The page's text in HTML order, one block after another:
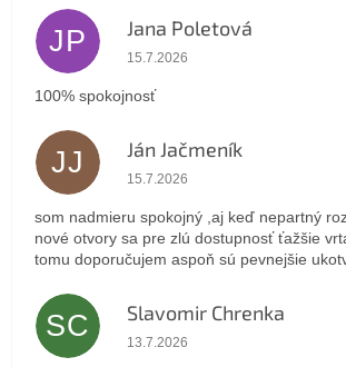
JP Jana Poletová
Hodnotenie obchodu je 5 z 5
15.7.2026
100% spokojnosť
JJ Ján Jačmeník
Hodnotenie obchodu je 5 z 5
15.7.2026
som nadmieru spokojný ,aj keď nepartný
nové otvory sa pre zlú dostupnosť ťažšie
tomu doporučujem aspoň sú pevnejšie
SC Slavomir Chrenka
Hodnotenie obchodu je 5 z 5
13.7.2026